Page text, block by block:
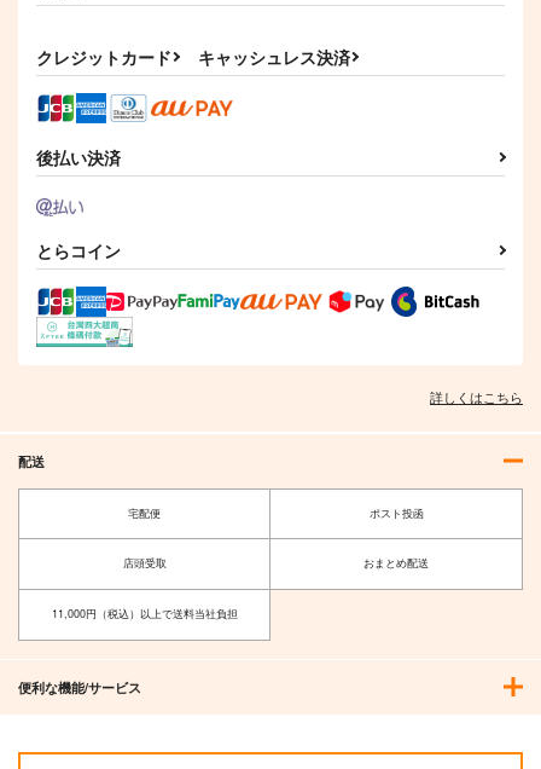
北部戦士の愛しい花
嫁 2
KADOKAWA
1,320円
作品詳細
弱者男子と魔法恥女 2
作品詳細
1,320
作品詳細
無能な継母ですが、家
族の溺愛が止まりませ
ん! 5
KADOKAWA
1,320円（税込）
推しの執着心を舐めて
いた 5
KADOKAWA
クレジットカード キャッシュレス決済
後払い決済
とらコイン
詳しくはこちら
配送
宅配便 ポスト投函
店頭受取 おまとめ配送
11,000円（税込）以上で送料当社負担
便利な機能/サービス